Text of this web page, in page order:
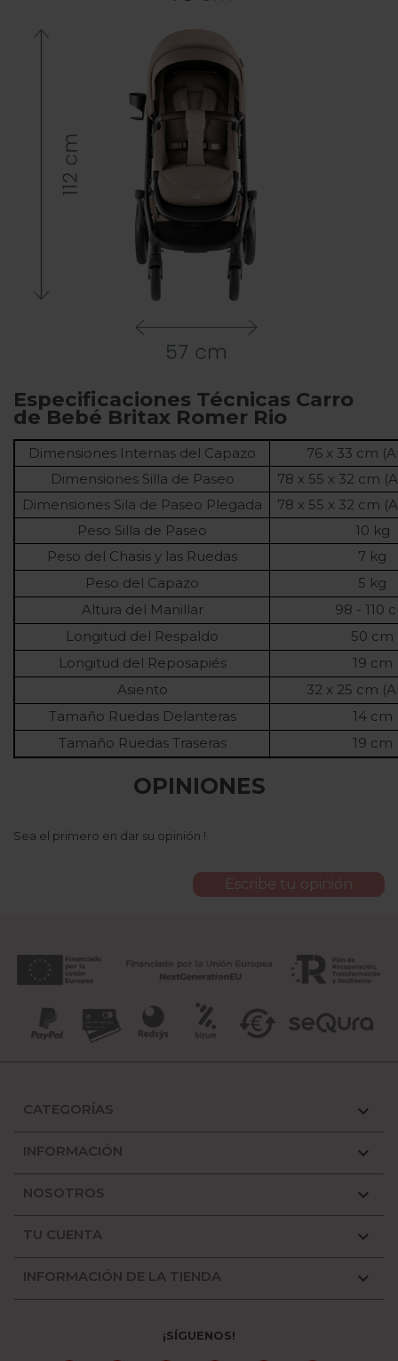
Especificaciones Técnicas Carro
de Bebé Britax Romer Rio
Dimensiones Internas del Capazo
76 x 33 cm
Dimensiones Silla de Paseo
78 x 55 x 32 cm
Dimensiones Sila de Paseo Plegada
78 x 55 x 32 cm
Peso Silla de Paseo
10 kg
Peso del Chasis y las Ruedas
7 kg
Peso del Capazo
5 kg
Altura del Manillar
98 - 110
Longitud del Respaldo
50 cm
Longitud del Reposapiés
19 cm
Asiento
32 x 25 cm
Tamaño Ruedas Delanteras
14 cm
Tamaño Ruedas Traseras
19 cm
OPINIONES
Sea el primero en dar su opinión !
Escribe tu opinión
CATEGORÍAS 
INFORMACIÓN 
NOSOTROS 
TU CUENTA 
INFORMACIÓN DE LA TIENDA 
¡SÍGUENOS!